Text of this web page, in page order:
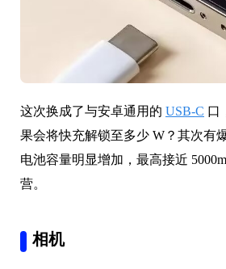
这次换成了与安卓通用的 USB-C 口
果会将快充解锁至多少 W？其次有
电池容量明显增加，最高接近
营。
相机